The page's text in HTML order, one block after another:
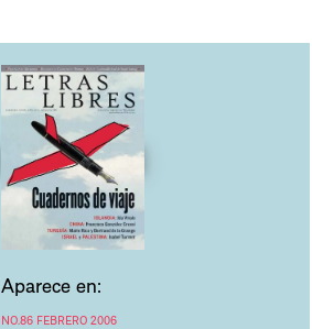
Aparece en:
NO.86 FEBRERO 2006